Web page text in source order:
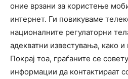
оние врзани за користење
интернет. Ги повикуваме
националните регулаторни
адекватни известувања, како
Покрај тоа, граѓаните се
информации да контактираат